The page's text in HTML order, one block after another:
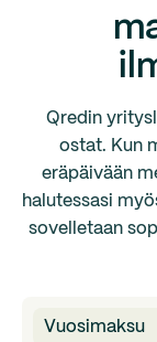
Qredin
ostat. Kun
eräpäivään
halutessasi
sovelletaan
Vuosimaksu